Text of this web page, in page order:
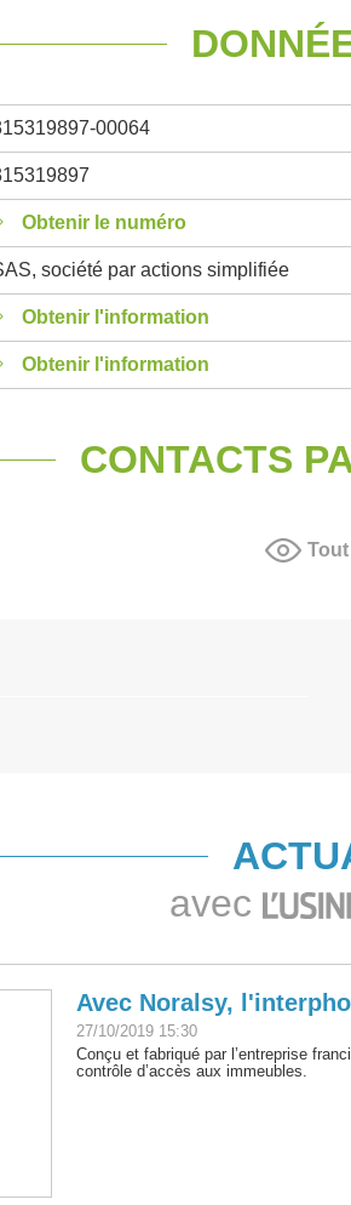
00064
Obtenir le numéro
société par actions simplifiée
Obtenir l'information
Obtenir l'information
CONTACTS
avec
Avec Noralsy,
27/10/2019 15:30
Conçu et fabriqué par l’entreprise
contrôle d’accès aux immeubles.